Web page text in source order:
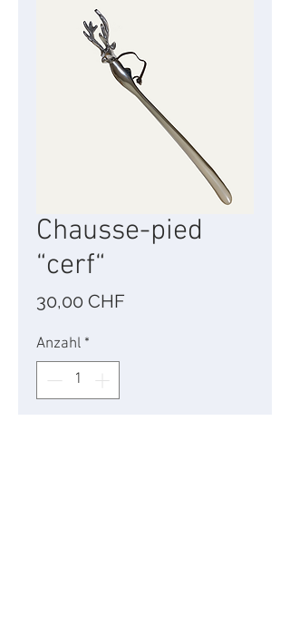
Chausse-pied
“cerf“
30,00 CHF
Anzahl *